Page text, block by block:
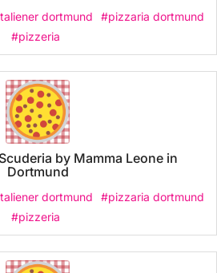
dortmund
#pizzaria dortmund
#pizzeria
by Mamma Leone in
Dortmund
dortmund
#pizzaria dortmund
#pizzeria